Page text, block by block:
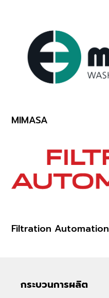
MIMASA
Filtration Automation
กระบวนการผลิต